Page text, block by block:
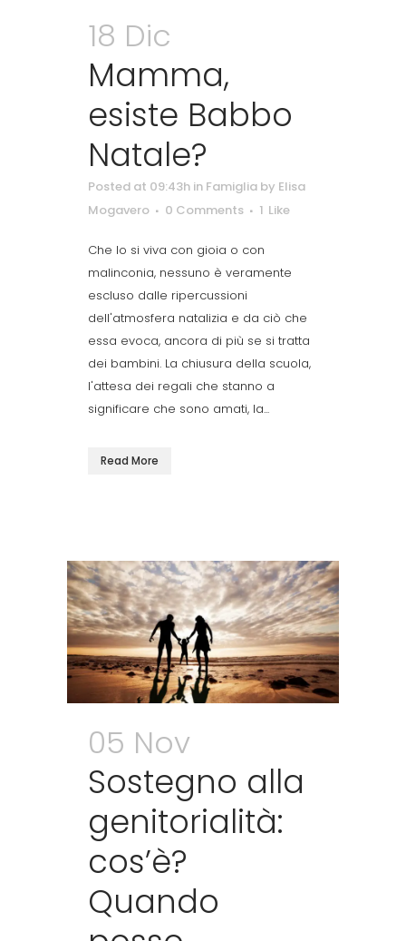
18 Dic
Mamma,
esiste Babbo
Natale?
Posted at 09:43h in Famiglia by Elisa
Mogavero
0 Comments 1 Like
Che lo si viva con gioia o con
malinconia, nessuno è veramente
escluso dalle ripercussioni
dell'atmosfera natalizia e da ciò che
essa evoca, ancora di più se si tratta
dei bambini. La chiusura della scuola,
l'attesa dei regali che stanno a
significare che sono amati, la...
Read More
05 Nov
Sostegno alla
genitorialità:
cos’è?
Quando